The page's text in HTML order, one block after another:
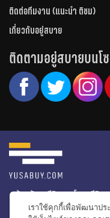
ติดต่อทีมงาน (แนะนำ ติชม)
เกี่ยวกับอยู่สบาย
ติดตามอยู่สบายบนโ
หน้าหลัก รีวิวคอนโด รีวิว
เราใช้คุกกี้เพื่อพัฒนาป